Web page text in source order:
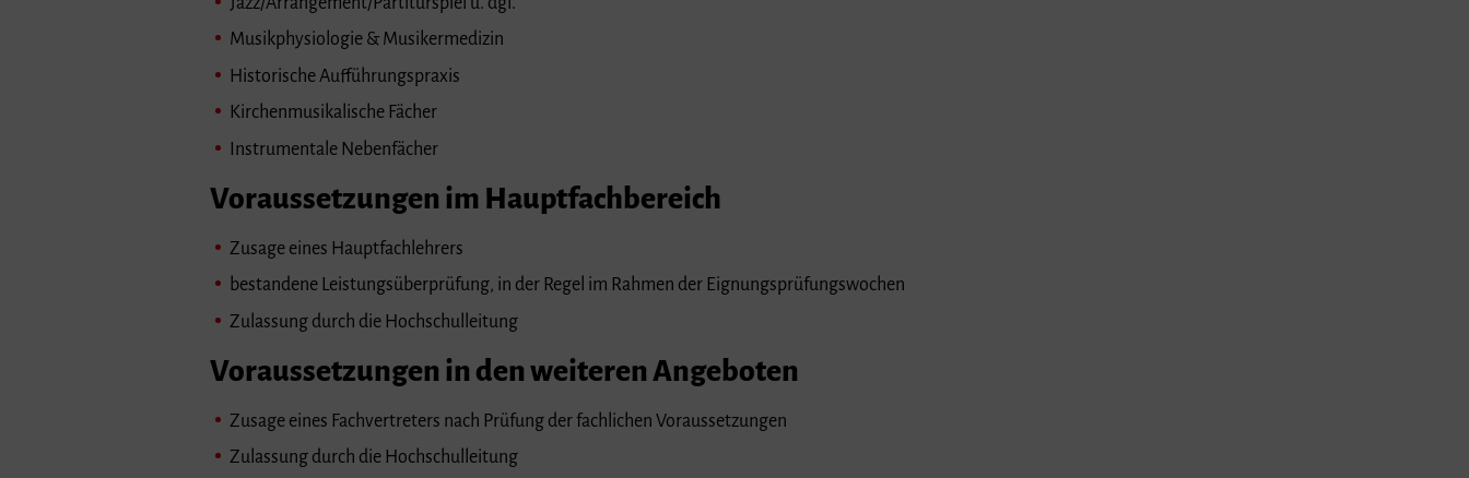
Musikphysiologie & Musikermedizin
Historische Aufführungspraxis
Kirchenmusikalische Fächer
Instrumentale Nebenfächer
Voraussetzungen im Hauptfachbereich
Zusage eines Hauptfachlehrers
bestandene Leistungsüberprüfung, in der Regel im Rahmen der Eignungsprüfungswochen
Zulassung durch die Hochschulleitung
Voraussetzungen in den weiteren Angeboten
Zusage eines Fachvertreters nach Prüfung der fachlichen Voraussetzungen
Zulassung durch die Hochschulleitung